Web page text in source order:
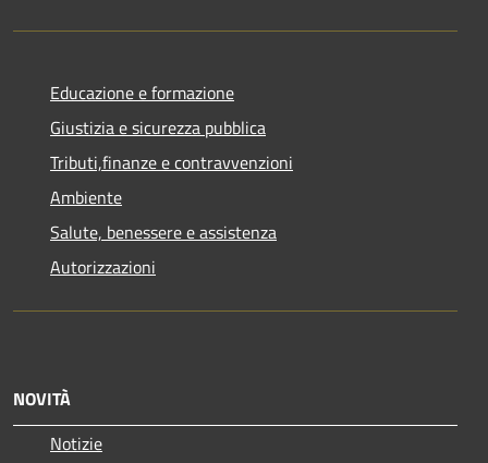
Educazione e formazione
Giustizia e sicurezza pubblica
Tributi,finanze e contravvenzioni
Ambiente
Salute, benessere e assistenza
Autorizzazioni
NOVITÀ
Notizie